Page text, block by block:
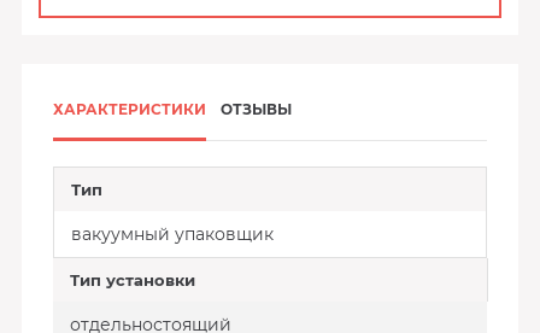
ХАРАКТЕРИСТИКИ ОТЗЫВЫ
Тип
вакуумный упаковщик
Тип установки
отдельностоящий